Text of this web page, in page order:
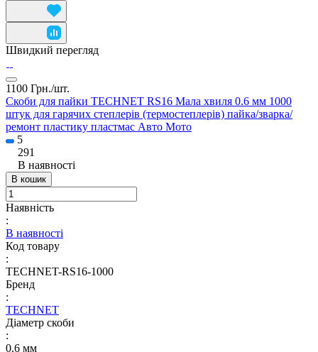
Швидкий перегляд
1100 Грн./шт.
Скоби для пайки TECHNET RS16 Мала хвиля 0.6 мм 1000
штук для гарячих степлерів (термостеплерів) пайка/зварка/
ремонт пластику пластмас Авто Мото
5
291
В наявності
В кошик
Наявність
:
В наявності
Код товару
:
TECHNET-RS16-1000
Бренд
:
TECHNET
Діаметр скоби
:
0.6 мм